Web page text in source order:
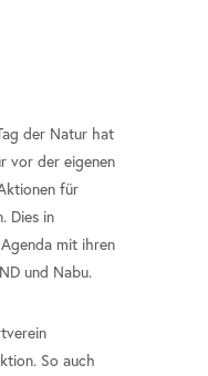
der Natur hat
vor der eigenen
für
Dies in
mit ihren
und Nabu.
So auch